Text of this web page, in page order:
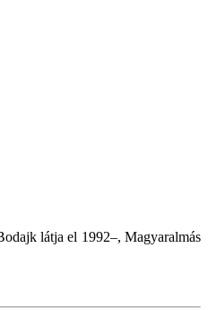
látja el 1992–, Magyaralmás